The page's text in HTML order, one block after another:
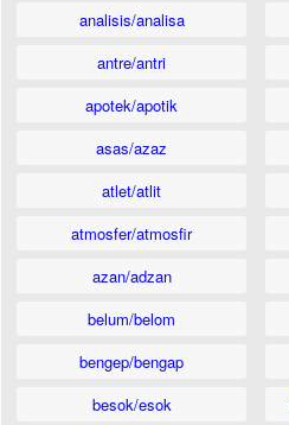
analisis/analisa
antre/antri
apotek/apotik
asas/azaz
atlet/atlit
atmosfer/atmosfir
azan/adzan
belum/belom
bengep/bengap
besok/esok